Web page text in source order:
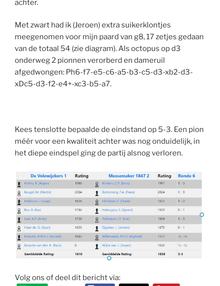
achter.
Met zwart had ik (Jeroen) extra suikerklontjes
meegenomen voor mijn paard van g8, 17 zetjes gedaan
van de totaal 54 (zie diagram). Als octopus op d3
onderweg 2 pionnen verorberd en dameruil
afgedwongen: Ph6-f7-e5-c6-a5-b3-c5-d3-xb2-d3-
xDc5-d3-f2-e4+-xc3-b5-a7.
Kees tenslotte bepaalde de eindstand op 5-3. Een pion
méér voor een kwaliteit achter was nog onduidelijk, in
het diepe eindspel ging de partij alsnog verloren.
Volg ons of deel dit bericht via: